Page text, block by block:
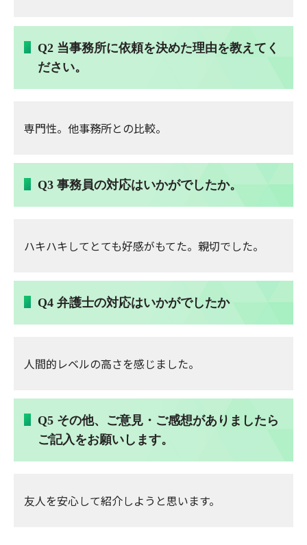
Q2 当事務所に依頼を決めた理由を教えてく
ださい。
専門性。他事務所との比較。
Q3 事務員の対応はいかがでしたか。
ハキハキしてとても好感がもてた。親切でした。
Q4 弁護士の対応はいかがでしたか
人間的レベルの高さを感じました。
Q5 その他、ご意見・ご感想がありましたら
ご記入をお願いします。
友人を安心して紹介しようと思います。